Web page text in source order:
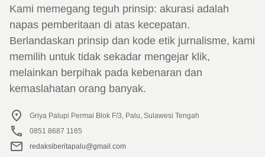
Kami memegang teguh prinsip: akurasi adalah
napas pemberitaan di atas kecepatan.
Berlandaskan prinsip dan kode etik jurnalisme, kami
memilih untuk tidak sekadar mengejar klik,
melainkan berpihak pada kebenaran dan
kemaslahatan orang banyak.
Griya Palupi Permai Blok F/3, Palu, Sulawesi Tengah
0851 8687 1165
redaksiberitapalu@gmail.com